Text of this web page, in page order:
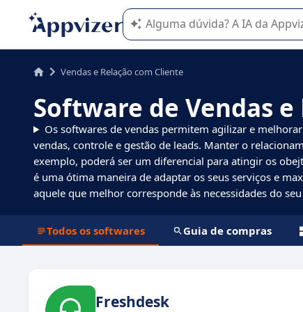
A IA do Appvizer o orienta no uso
Vendas e Relação com Cliente
Software de Vendas
Os softwares de vendas permitem agilizar e
vendas, controle e gestão de leads. Manter o
exemplo, poderá ser um diferencial para atingir os
é uma ótima maneira de adaptar os seus serviços e
aquele que melhor corresponde às necessidades do
Todos os softwares Guia de compras
Freshdesk